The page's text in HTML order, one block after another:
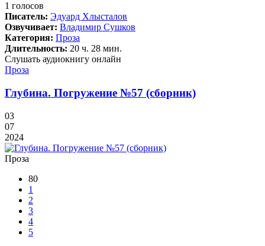
1 голосов
Писатель: Эдуард Хлысталов
Озвучивает: Владимир Сушков
Категория: Проза
Длительность: 20 ч. 28 мин.
Слушать аудиокнигу онлайн
Проза
Глубина. Погружение №57 (сборник)
03
07
2024
Проза
80
1
2
3
4
5